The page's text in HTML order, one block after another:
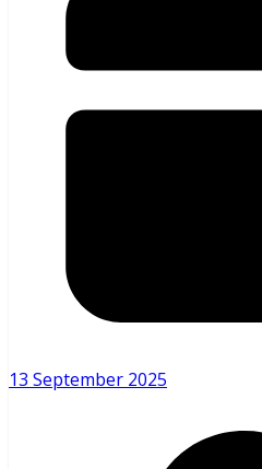
13 September 2025